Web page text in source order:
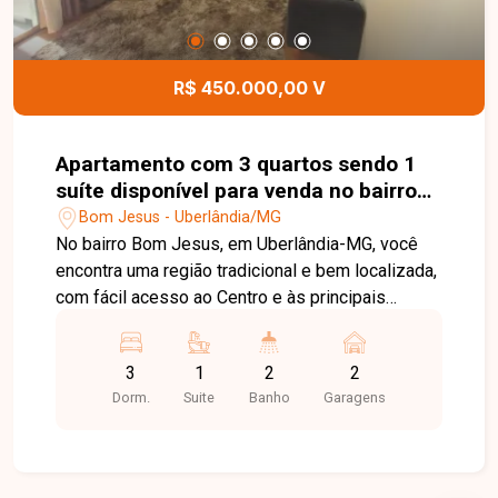
deste terreno.
R$ 450.000,00 V
Apartamento com 3 quartos sendo 1
suíte disponível para venda no bairro
Bom Jesus em Uberlândia-MG
Bom Jesus - Uberlândia/MG
No bairro Bom Jesus, em Uberlândia-MG, você
encontra uma região tradicional e bem localizada,
com fácil acesso ao Centro e às principais
infraestrutura de comércios, escolas,
supermercados, farmácias e diversos serviços,
proporcionando praticidade e qualidade de vida.
3
Dorm.
1
Suite
2
Banho
2
Garagens